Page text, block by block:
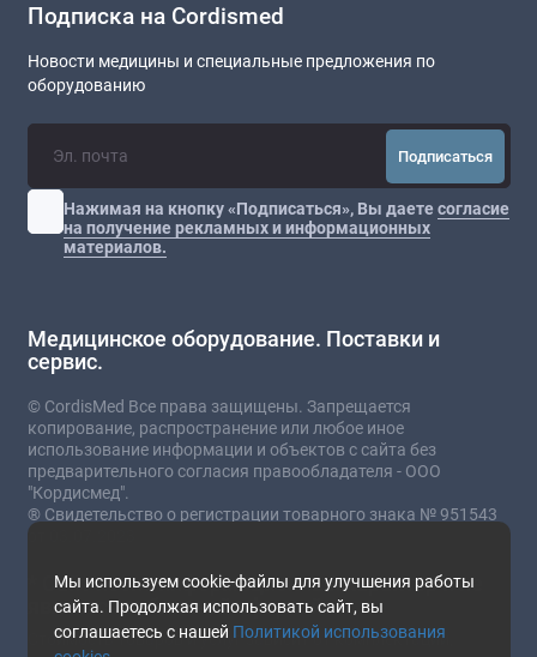
Мы используем cookie-файлы для улучшения работы
сайта. Продолжая использовать сайт, вы
соглашаетесь с нашей Политикой использования
Подписка на Cordismed
Новости медицины и специальные предложения по
оборудованию
Подписаться
Нажимая на кнопку «Подписаться», Вы даетесогласие
на получение рекламных и информационных
материалов.
Медицинское оборудование. Поставки и
сервис.
© CordisMed Все права защищены. Запрещается
копирование, распространение или любое иное
использование информации и объектов с сайта без
предварительного согласия правообладателя - ООО
"Кордисмед".
® Свидетельство о регистрации товарного знака № 951543
от 03.07.2023
* Сайт носит информационный характер и не
является публичной офертой.
Стоимость товаров и услуг зависит от комплектации,